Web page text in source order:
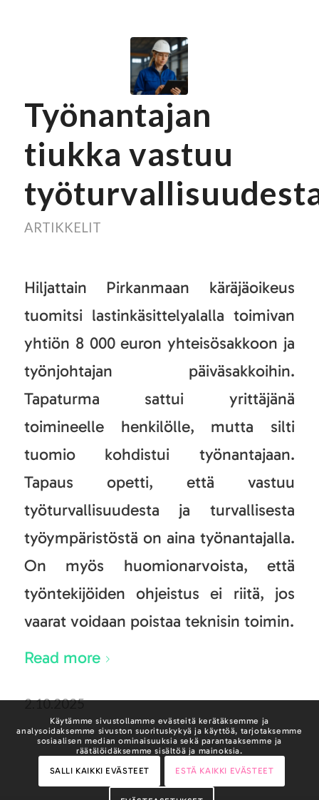
Työnantajan
tiukka vastuu
ARTIKKELIT
Hiljattain Pirkanmaan käräjäoikeus
tuomitsi lastinkäsittelyalalla toimivan
yhtiön 8 000 euron yhteisösakkoon ja
työnjohtajan päiväsakkoihin.
Tapaturma sattui yrittäjänä
toimineelle henkilölle, mutta silti
tuomio kohdistui työnantajaan.
Tapaus opetti, että vastuu
työturvallisuudesta ja turvallisesta
työympäristöstä on aina työnantajalla.
On myös huomionarvoista, että
työntekijöiden ohjeistus ei riitä, jos
vaarat voidaan poistaa teknisin toimin.
Read more
2.10.2025
Käytämme sivustollamme evästeitä kerätäksemme ja
analysoidaksemme sivuston suorituskykyä ja käyttöä, tarjotaksemme
sosiaalisen median ominaisuuksia sekä parantaaksemme ja
räätälöidäksemme sisältöä ja mainoksia.
SALLI KAIKKI EVÄSTEET ESTÄ KAIKKI EVÄSTEET